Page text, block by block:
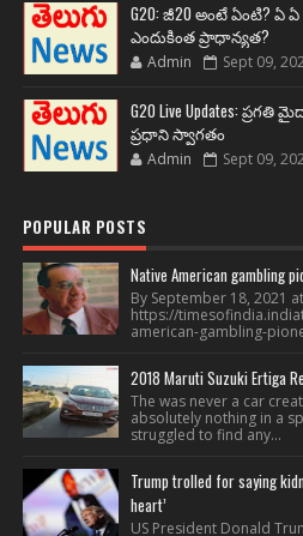
G20: జీ20 అంటే ఏంటి? ఏ
ఎందుకింత ప్రాధాన్యత?
Admin Sept 09,
G20 Live Updates:
ప్రధాని స్వాగతం
Admin Sept 09,
POPULAR POSTS
Native American gambling
By September 18, 2021
https://
american-gambling-
2018 Maruti Suzuki Ertiga
The was never a car
absolutely nothing in a
struggled to find any...
Trump trolled for saying
heart’
US President Donald